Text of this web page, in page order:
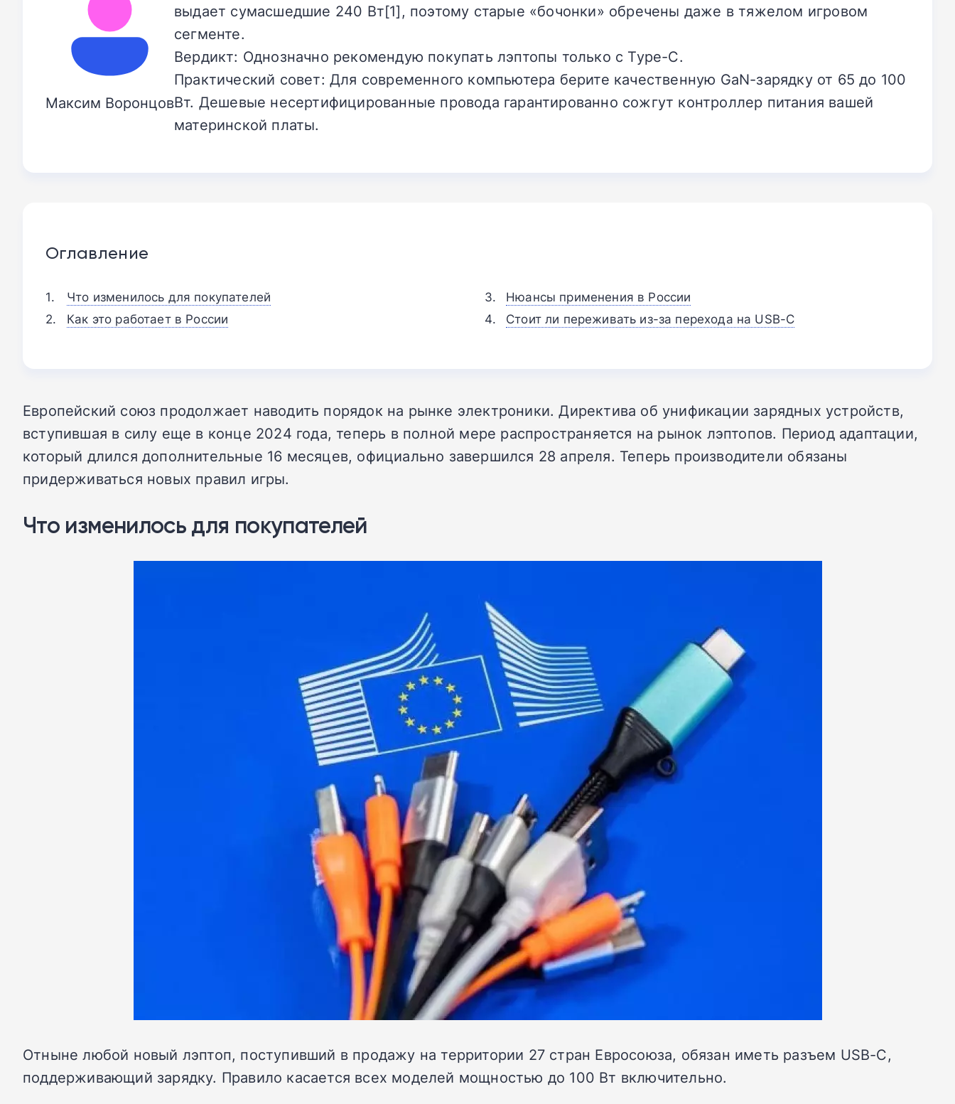
Максим Воронцов
выдает сумасшедшие 240 Вт[1], поэтому старые «бочонки» обречены даже в тяжелом игровом
сегменте.
Вердикт: Однозначно рекомендую покупать лэптопы только с Type-C.
Практический совет: Для современного компьютера берите качественную GaN-зарядку от 65 до 100
Вт. Дешевые несертифицированные провода гарантированно сожгут контроллер питания вашей
материнской платы.
Оглавление
Что изменилось для покупателей
Как это работает в России
Нюансы применения в России
Стоит ли переживать из-за перехода на USB-C
Европейский союз продолжает наводить порядок на рынке электроники. Директива об унификации зарядных устройств,
вступившая в силу еще в конце 2024 года, теперь в полной мере распространяется на рынок лэптопов. Период адаптации,
который длился дополнительные 16 месяцев, официально завершился 28 апреля. Теперь производители обязаны
придерживаться новых правил игры.
Что изменилось для покупателей
Отныне любой новый лэптоп, поступивший в продажу на территории 27 стран Евросоюза, обязан иметь разъем USB-C,
поддерживающий зарядку. Правило касается всех моделей мощностью до 100 Вт включительно.